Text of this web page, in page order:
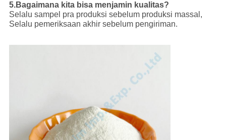
5.Bagaimana kita bisa menjamin kualitas?
Selalu sampel pra produksi sebelum produksi massal,
Selalu pemeriksaan akhir sebelum pengiriman.